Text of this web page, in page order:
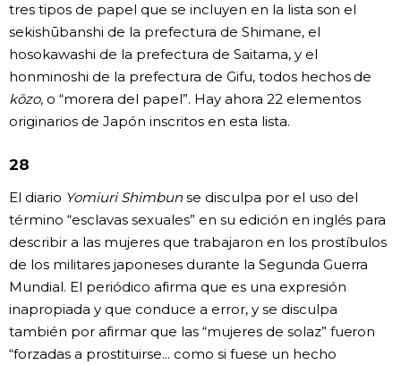
tres tipos de papel que se incluyen en la lista son el
sekishūbanshi de la prefectura de Shimane, el
hosokawashi de la prefectura de Saitama, y el
honminoshi de la prefectura de Gifu, todos hechos de
kōzo, o “morera del papel”. Hay ahora 22 elementos
originarios de Japón inscritos en esta lista.
28
El diario Yomiuri Shimbunse disculpa por el uso del
término “esclavas sexuales” en su edición en inglés para
describir a las mujeres que trabajaron en los prostíbulos
de los militares japoneses durante la Segunda Guerra
Mundial. El periódico afirma que es una expresión
inapropiada y que conduce a error, y se disculpa
también por afirmar que las “mujeres de solaz” fueron
“forzadas a prostituirse... como si fuese un hecho